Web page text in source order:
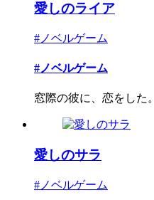
愛しのライア
#ノベルゲーム
#ノベルゲーム
窓際の彼に、恋をした。
愛しのサラ
#ノベルゲーム